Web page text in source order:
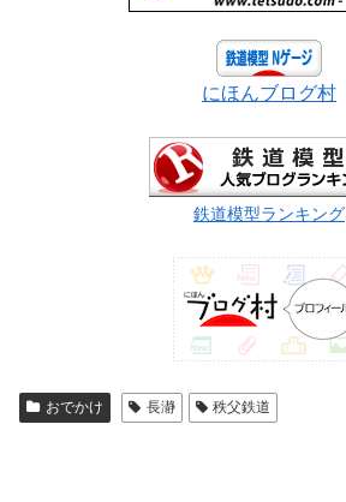
にほんブログ村
鉄道模型ランキング
おでかけ 長瀞 秩父鉄道